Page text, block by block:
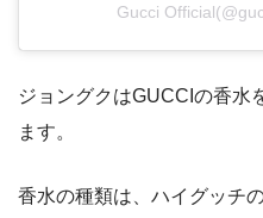
Gucci
ジョングクはGUCCIの香水
ます。
香水の種類は、ハイグッチ